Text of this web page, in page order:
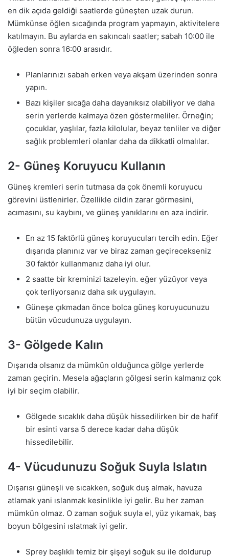
en dik açıda geldiği saatlerde güneşten uzak durun.
Mümkünse öğlen sıcağında program yapmayın, aktivitelere
katılmayın. Bu aylarda en sakıncalı saatler; sabah 10:00 ile
öğleden sonra 16:00 arasıdır.
Planlarınızı sabah erken veya akşam üzerinden sonra
yapın.
Bazı kişiler sıcağa daha dayanıksız olabiliyor ve daha
serin yerlerde kalmaya özen göstermeliler. Örneğin;
çocuklar, yaşlılar, fazla kilolular, beyaz tenliler ve diğer
sağlık problemleri olanlar daha da dikkatli olmalılar.
2- Güneş Koruyucu Kullanın
Güneş kremleri serin tutmasa da çok önemli koruyucu
görevini üstlenirler. Özellikle cildin zarar görmesini,
acımasını, su kaybını, ve güneş yanıklarını en aza indirir.
En az 15 faktörlü güneş koruyucuları tercih edin. Eğer
dışarıda planınız var ve biraz zaman geçirecekseniz
30 faktör kullanmanız daha iyi olur.
2 saatte bir kreminizi tazeleyin. eğer yüzüyor veya
çok terliyorsanız daha sık uygulayın.
Güneşe çıkmadan önce bolca güneş koruyucunuzu
bütün vücudunuza uygulayın.
3- Gölgede Kalın
Dışarıda olsanız da mümkün olduğunca gölge yerlerde
zaman geçirin. Mesela ağaçların gölgesi serin kalmanız çok
iyi bir seçim olabilir.
Gölgede sıcaklık daha düşük hissedilirken bir de hafif
bir esinti varsa 5 derece kadar daha düşük
hissedilebilir.
4- Vücudunuzu Soğuk Suyla Islatın
Dışarısı güneşli ve sıcakken, soğuk duş almak, havuza
atlamak yani ıslanmak kesinlikle iyi gelir. Bu her zaman
mümkün olmaz. O zaman soğuk suyla el, yüz yıkamak, baş
boyun bölgesini ıslatmak iyi gelir.
Sprey başlıklı temiz bir şişeyi soğuk su ile doldurup